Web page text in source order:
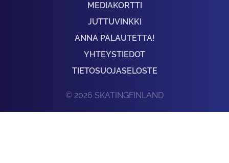
MEDIAKORTTI
JUTTUVINKKI
ANNA PALAUTETTA!
YHTEYSTIEDOT
TIETOSUOJASELOSTE
© 2026 SKATINGFINLAND